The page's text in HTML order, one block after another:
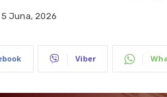
5 Juna, 2026
Viber